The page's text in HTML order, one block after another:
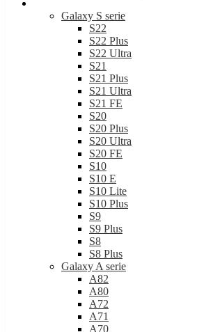
S21
S21 Plus
S21 Ultra
S21 FE
S20
S20 Plus
S20 Ultra
S20 FE
S10
S10 E
S10 Lite
S10 Plus
S9
S9 Plus
S8
S8 Plus
Galaxy A serie
A82
A80
A72
A71
A70
A60
A52
A51